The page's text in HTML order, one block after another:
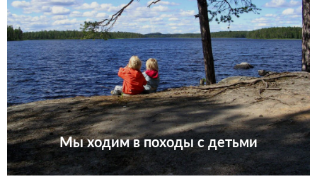
Мы ходим в походы с детьми